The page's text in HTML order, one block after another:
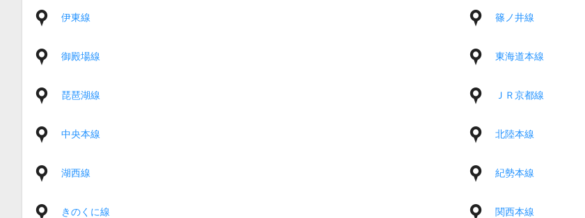
伊東線 篠ノ井線
御殿場線 東海道本線
琵琶湖線 ＪＲ京都線
中央本線 北陸本線
湖西線 紀勢本線
きのくに線 関西本線